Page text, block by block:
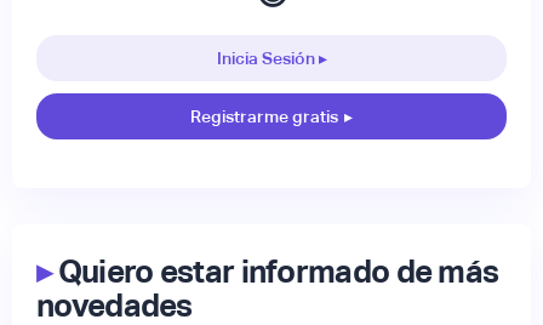
Inicia Sesión ▸
Registrarme gratis ▸
▸Quiero estar informado de más
novedades